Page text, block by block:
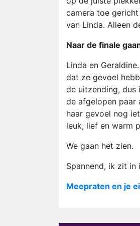
camera toe
van Linda. Alleen
Naar de finale
Linda en
dat ze gevoel
de uitzending, dus
de afgelopen paar
haar gevoel nog
leuk, lief en warm
We gaan het zien.
Spannend, ik zit
Meepraten en je